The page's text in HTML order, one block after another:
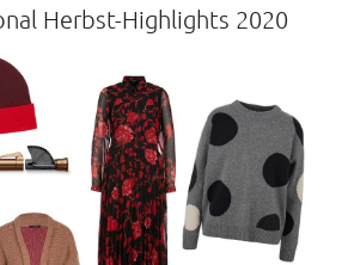
Herbst-Highlights 2020